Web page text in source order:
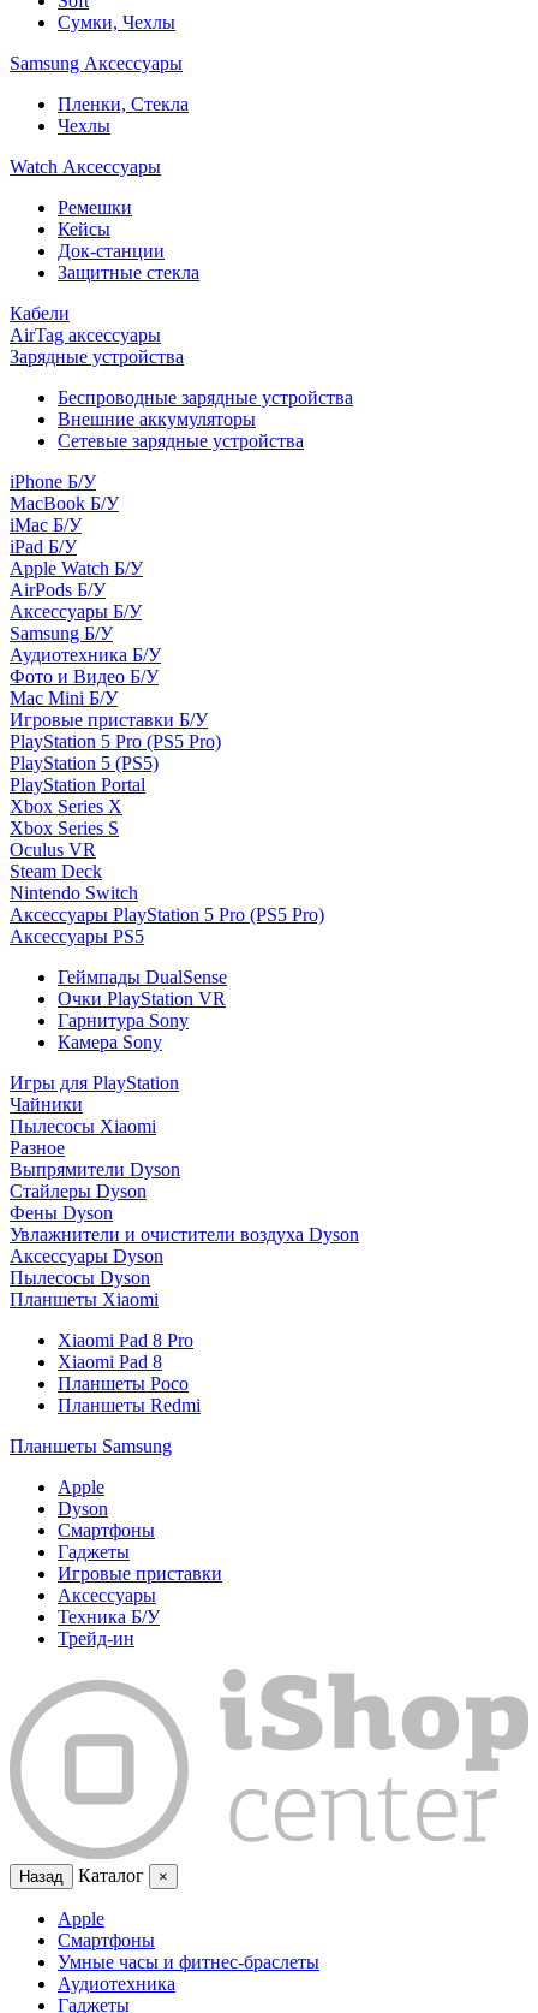
Сумки, Чехлы
Samsung Аксессуары
Пленки, Стекла
Чехлы
Watch Аксессуары
Ремешки
Кейсы
Док-станции
Защитные стекла
Кабели
AirTag аксессуары
Зарядные устройства
Беспроводные зарядные устройства
Внешние аккумуляторы
Сетевые зарядные устройства
iPhone Б/У
MacBook Б/У
iMac Б/У
iPad Б/У
Apple Watch Б/У
AirPods Б/У
Аксессуары Б/У
Samsung Б/У
Аудиотехника Б/У
Фото и Видео Б/У
Mac Mini Б/У
Игровые приставки Б/У
PlayStation 5 Pro (PS5 Pro)
PlayStation 5 (PS5)
PlayStation Portal
Xbox Series X
Xbox Series S
Oculus VR
Steam Deck
Nintendo Switch
Аксессуары PlayStation 5 Pro (PS5 Pro)
Аксессуары PS5
Геймпады DualSense
Очки PlayStation VR
Гарнитура Sony
Камера Sony
Игры для PlayStation
Чайники
Пылесосы Xiaomi
Разное
Выпрямители Dyson
Стайлеры Dyson
Фены Dyson
Увлажнители и очистители воздуха Dyson
Аксессуары Dyson
Пылесосы Dyson
Планшеты Xiaomi
Xiaomi Pad 8 Pro
Xiaomi Pad 8
Планшеты Poco
Планшеты Redmi
Планшеты Samsung
Apple
Dyson
Смартфоны
Гаджеты
Игровые приставки
Аксессуары
Техника Б/У
Трейд-ин
Назад Каталог ×
Apple
Смартфоны
Умные часы и фитнес-браслеты
Аудиотехника
Гаджеты